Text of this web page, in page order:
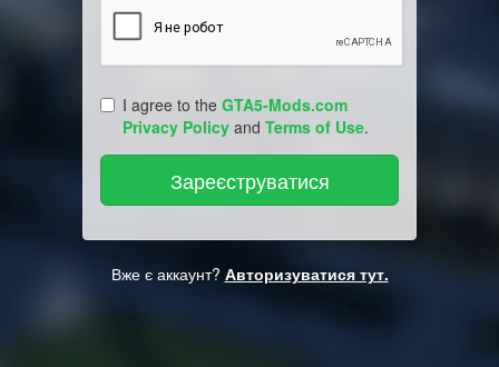
I agree to the GTA5-Mods.com
Privacy Policy and Terms of Use.
Вже є аккаунт? Авторизуватися тут.